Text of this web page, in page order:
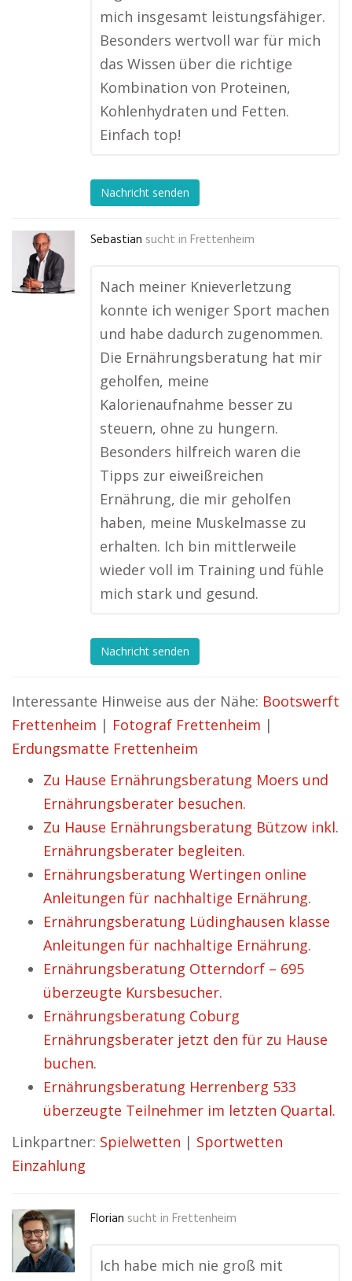
mich insgesamt leistungsfähiger.
Besonders wertvoll war für mich
das Wissen über die richtige
Kombination von Proteinen,
Kohlenhydraten und Fetten.
Einfach top!
Nachricht senden
Sebastian sucht in Frettenheim
Nach meiner Knieverletzung
konnte ich weniger Sport machen
und habe dadurch zugenommen.
Die Ernährungsberatung hat mir
geholfen, meine
Kalorienaufnahme besser zu
steuern, ohne zu hungern.
Besonders hilfreich waren die
Tipps zur eiweißreichen
Ernährung, die mir geholfen
haben, meine Muskelmasse zu
erhalten. Ich bin mittlerweile
wieder voll im Training und fühle
mich stark und gesund.
Nachricht senden
Interessante Hinweise aus der Nähe: Bootswerft
Frettenheim | Fotograf Frettenheim |
Erdungsmatte Frettenheim
Zu Hause Ernährungsberatung Moers und
Ernährungsberater besuchen.
Zu Hause Ernährungsberatung Bützow inkl.
Ernährungsberater begleiten.
Ernährungsberatung Wertingen online
Anleitungen für nachhaltige Ernährung.
Ernährungsberatung Lüdinghausen klasse
Anleitungen für nachhaltige Ernährung.
Ernährungsberatung Otterndorf – 695
überzeugte Kursbesucher.
Ernährungsberatung Coburg
Ernährungsberater jetzt den für zu Hause
buchen.
Ernährungsberatung Herrenberg 533
überzeugte Teilnehmer im letzten Quartal.
Linkpartner: Spielwetten | Sportwetten
Einzahlung
Florian sucht in Frettenheim
Ich habe mich nie groß mit